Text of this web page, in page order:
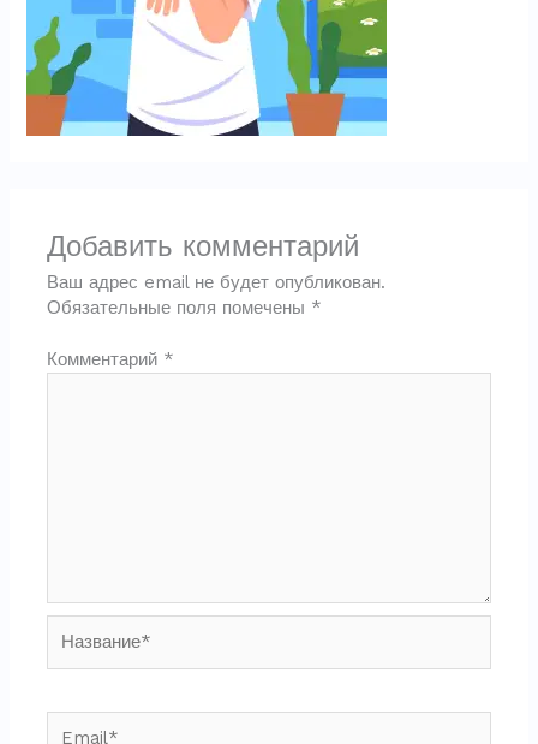
Добавить комментарий
Ваш адрес email не будет опубликован.
Обязательные поля помечены *
Комментарий *